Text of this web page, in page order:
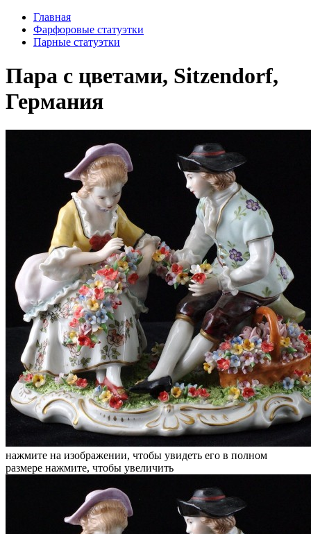
Главная
Фарфоровые статуэтки
Парные статуэтки
Пара с цветами, Sitzendorf,
Германия
нажмите на изображении, чтобы увидеть его в полном
размере нажмите, чтобы увеличить